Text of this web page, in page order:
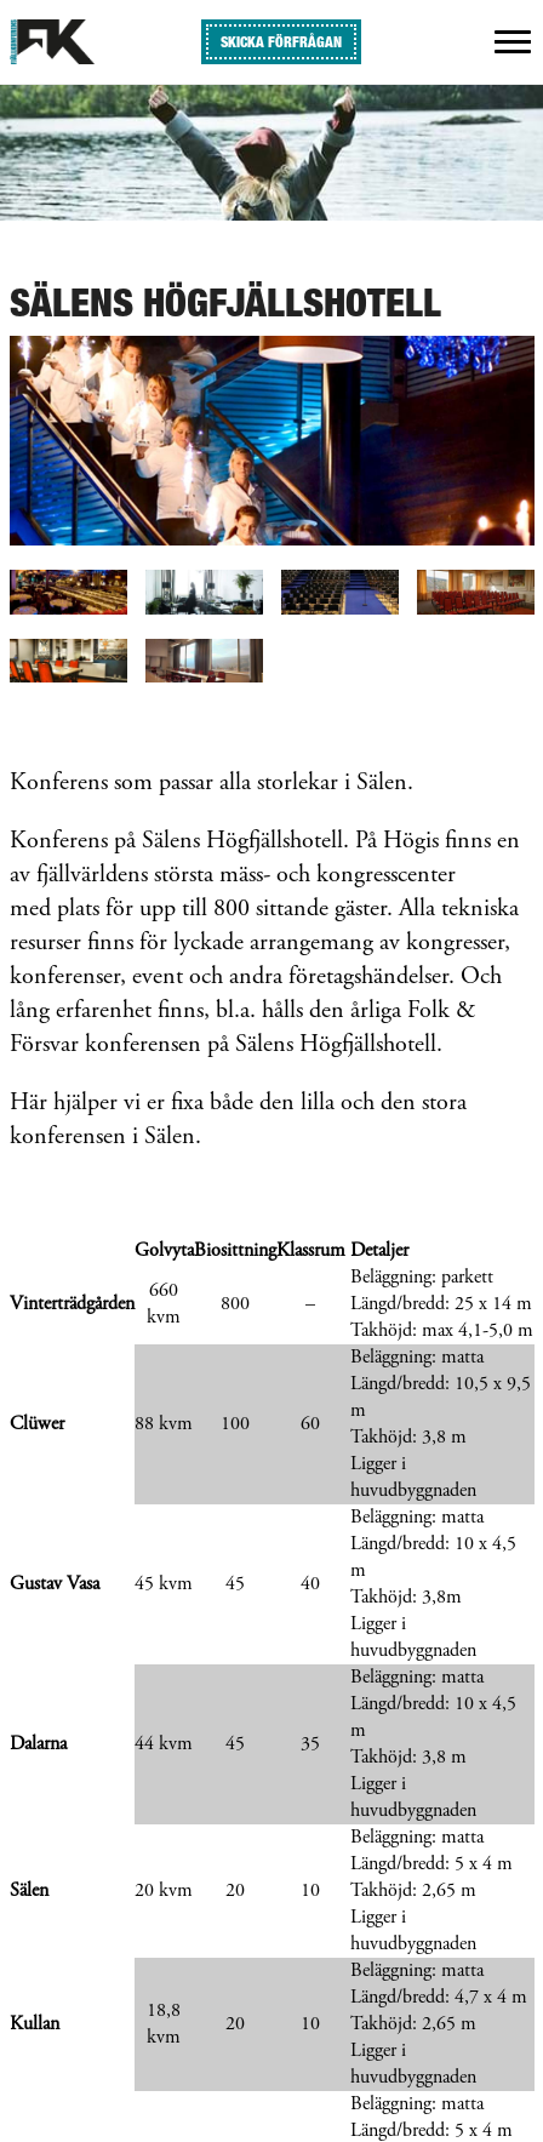
SKICKA FÖRFRÅGAN
SÄLENS HÖGFJÄLLSHOTELL
Konferens som passar alla storlekar i Sälen.
Konferens på Sälens Högfjällshotell. På Högis finns en
av fjällvärldens största mäss- och kongresscenter
med plats för upp till 800 sittande gäster. Alla tekniska
resurser finns för lyckade arrangemang av kongresser,
konferenser, event och andra företagshändelser. Och
lång erfarenhet finns, bl.a. hålls den årliga Folk &
Försvar konferensen på Sälens Högfjällshotell.
Här hjälper vi er fixa både den lilla och den stora
konferensen i Sälen.
GolvytaBiosittningKlassrum Detaljer
Vinterträdgården
660
kvm
800 –
Beläggning: parkett
Längd/bredd: 25 x 14 m
Takhöjd: max 4,1-5,0 m
Clüwer 88 kvm 100 60
Beläggning: matta
Längd/bredd: 10,5 x 9,5
m
Takhöjd: 3,8 m
Ligger i
huvudbyggnaden
Gustav Vasa 45 kvm 45 40
Beläggning: matta
Längd/bredd: 10 x 4,5
m
Takhöjd: 3,8m
Ligger i
huvudbyggnaden
Dalarna 44 kvm 45 35
Beläggning: matta
Längd/bredd: 10 x 4,5
m
Takhöjd: 3,8 m
Ligger i
huvudbyggnaden
Sälen 20 kvm 20 10
Beläggning: matta
Längd/bredd: 5 x 4 m
Takhöjd: 2,65 m
Ligger i
huvudbyggnaden
Kullan
18,8
kvm
20 10
Beläggning: matta
Längd/bredd: 4,7 x 4 m
Takhöjd: 2,65 m
Ligger i
huvudbyggnaden
Beläggning: matta
Längd/bredd: 5 x 4 m